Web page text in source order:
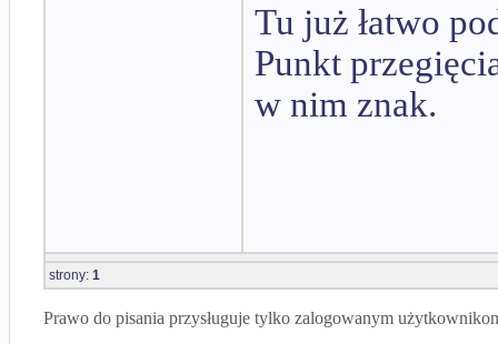
Tu już łatwo
Punkt
w nim znak.
strony: 1
Prawo do pisania przysługuje tylko zalogowanym